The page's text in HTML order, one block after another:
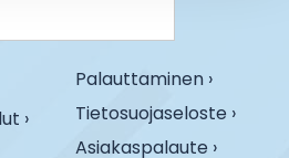
›
Palauttaminen ›
Tietosuojaseloste ›
Asiakaspalaute ›